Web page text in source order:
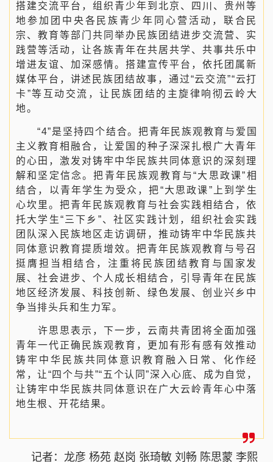
搭建交流平台，组织青少年到北京、四川、贵州等
地参加团中央各民族青少年同心营活动，联合民
宗、教育等部门共同举办民族团结进步交流营、实
践营等活动，让各族青年在共居共学、共事共乐中
增进友谊、加深感情。搭建宣传平台，依托团属新
媒体平台，讲述民族团结故事，通过“云交流”“云打
卡”等互动交流，让民族团结的主旋律响彻云岭大
地。
“4”是坚持四个结合。把青年民族观教育与爱国
主义教育相融合，让爱国的种子深深扎根广大青年
的心田，激发对铸牢中华民族共同体意识的深刻理
解和坚定信念。把青年民族观教育与“大思政课”相
结合，以青年学生为受众，把“大思政课”上到学生
心坎里。把青年民族观教育与社会实践相结合，依
托大学生“三下乡”、社区实践计划，组织社会实践
团队深入民族地区走访调研，推动铸牢中华民族共
同体意识教育提质增效。把青年民族观教育与号召
挺膺担当相结合，注重将民族团结教育与国家发
展、社会进步、个人成长相结合，引导青年在民族
地区经济发展、科技创新、绿色发展、创业兴乡中
争当排头兵和生力军。
许思思表示，下一步，云南共青团将全面加强
青年一代正确民族观教育，更加有形有感有效推动
铸牢中华民族共同体意识教育融入日常、化作经
常，让“四个与共”“五个认同”深入心底、成为自觉，
让铸牢中华民族共同体意识在广大云岭青年心中落
地生根、开花结果。
记者：龙彦 杨苑 赵岗 张琦敏 刘畅 陈思蒙 李熙